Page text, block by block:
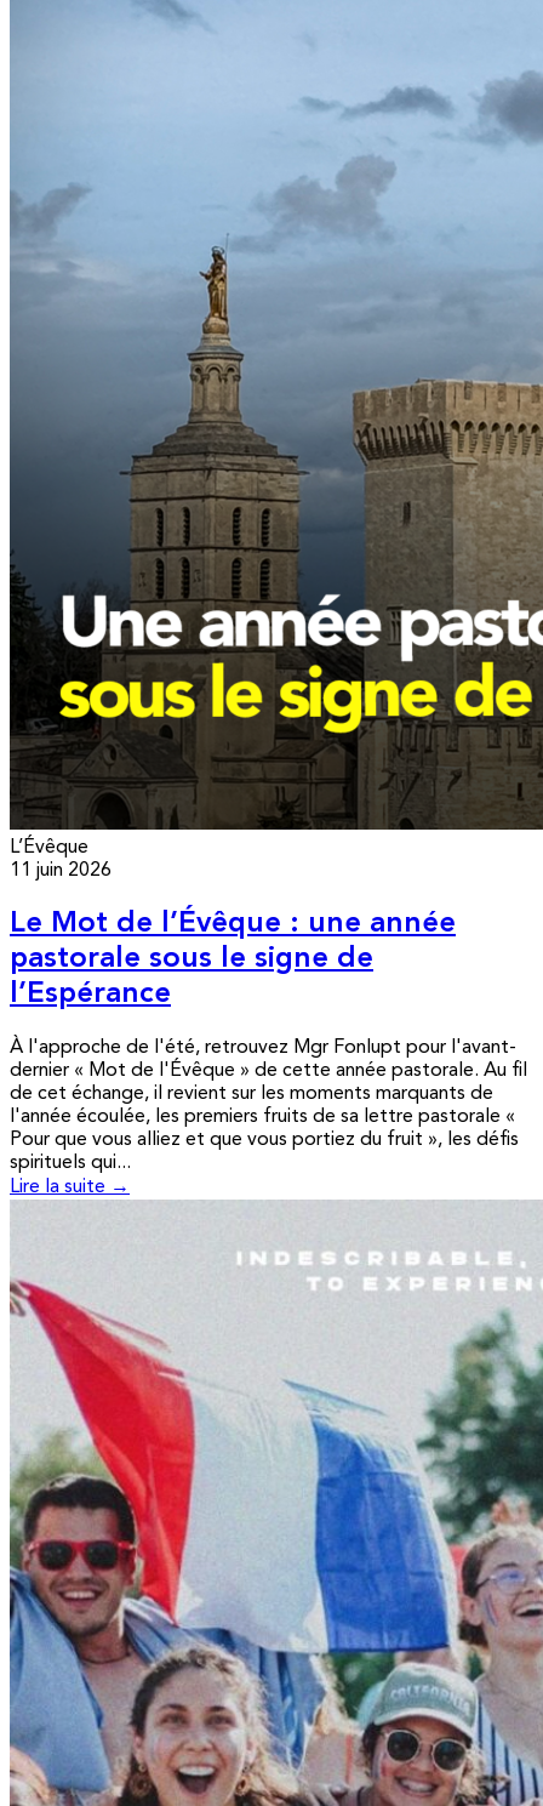
L’Évêque
11 juin 2026
Le Mot de l’Évêque : une année
pastorale sous le signe de
l’Espérance
À l'approche de l'été, retrouvez Mgr Fonlupt pour l'avant-
dernier « Mot de l'Évêque » de cette année pastorale. Au fil
de cet échange, il revient sur les moments marquants de
l'année écoulée, les premiers fruits de sa lettre pastorale «
Pour que vous alliez et que vous portiez du fruit », les défis
spirituels qui...
Lire la suite →